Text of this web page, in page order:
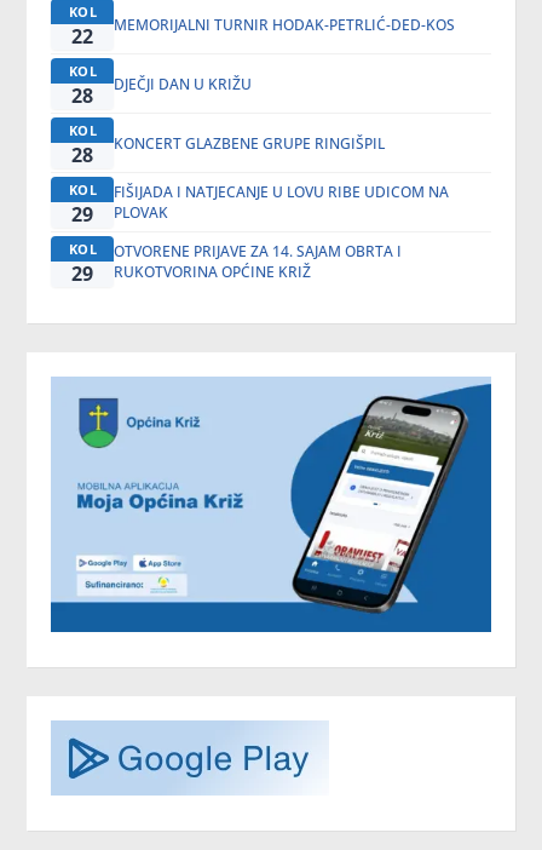
KOL
22 MEMORIJALNI TURNIR HODAK-PETRLIĆ-DED-KOS
KOL
28 DJEČJI DAN U KRIŽU
KOL
28 KONCERT GLAZBENE GRUPE RINGIŠPIL
KOL
29
FIŠIJADA I NATJECANJE U LOVU RIBE UDICOM NA
PLOVAK
KOL
29
OTVORENE PRIJAVE ZA 14. SAJAM OBRTA I
RUKOTVORINA OPĆINE KRIŽ